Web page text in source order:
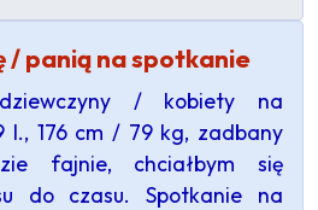
/ panią na spotkanie
dziewczyny / kobiety na
l., 176 cm / 79 kg, zadbany
fajnie, chciałbym się
do czasu. Spotkanie na